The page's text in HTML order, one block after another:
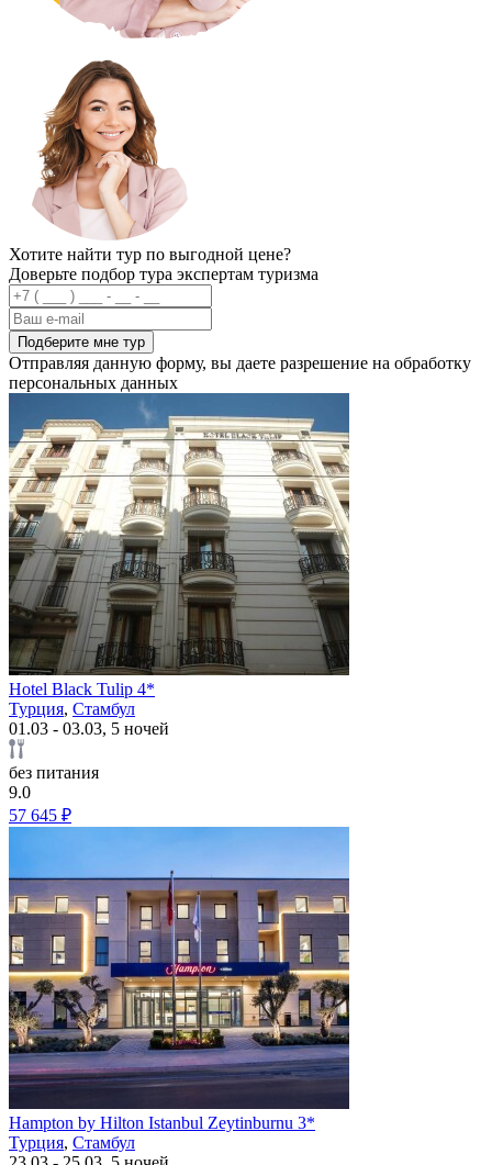
Хотите найти тур по выгодной цене?
Доверьте подбор тура экспертам туризма
Подберите мне тур
Отправляя данную форму, вы даете разрешение на обработку
персональных данных
Hotel Black Tulip 4*
Турция, Стамбул
01.03 - 03.03, 5 ночей
без питания
9.0
57 645 ₽
Hampton by Hilton Istanbul Zeytinburnu 3*
Турция, Стамбул